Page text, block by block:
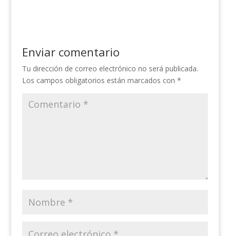
Enviar comentario
Tu dirección de correo electrónico no será publicada.
Los campos obligatorios están marcados con *